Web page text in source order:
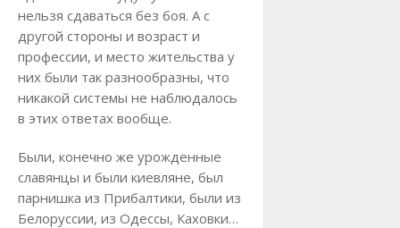
нельзя сдаваться без боя. А с
другой стороны и возраст и
профессии, и место жительства у
них были так разнообразны, что
никакой системы не наблюдалось
в этих ответах вообще.
Были, конечно же урожденные
славянцы и были киевляне, был
парнишка из Прибалтики, были из
Белоруссии, из Одессы, Каховки…